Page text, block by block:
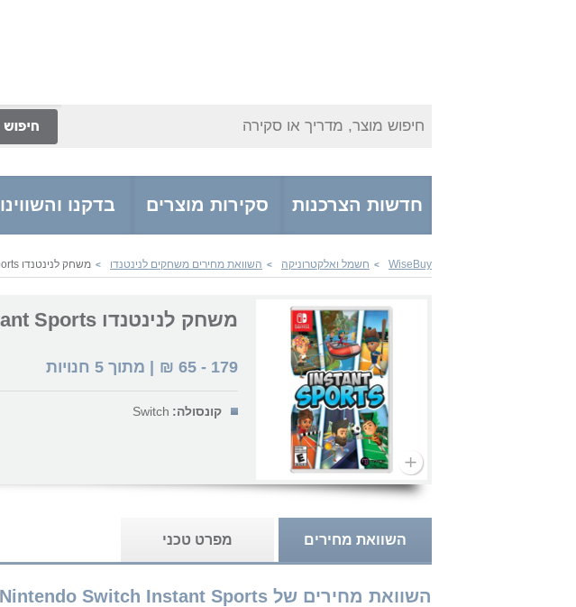
חיפוש מוצר, מדריך או סקירה
חדשות הצרכנות סקירות מוצרים בדקנו והשווינו
WiseBuy
> חשמל ואלקטרוניקה > השוואת מחירים משחקים לנינטנדו > משחק לנינטנדו Nintendo Switch Instant Sports
משחק לנינטנדו Nintendo Switch Instant Sports
179
-
65
₪ | מתוך 5 חנויות
קונסולה: Switch
השוואת מחירים מפרט טכני
השוואת מחירים של Nintendo Switch Instant Sports נמכר ב 5 חנויות